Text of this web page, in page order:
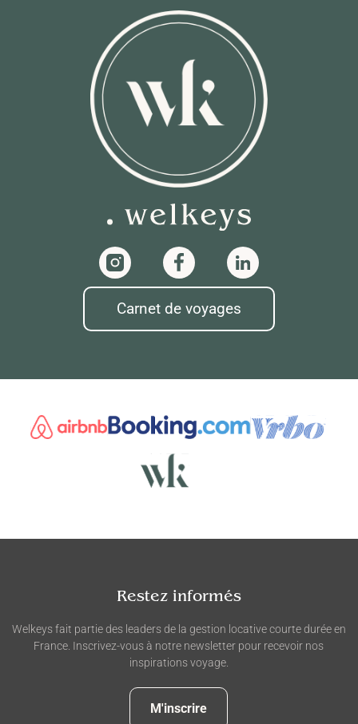
Carnet de voyages
Restez informés
Welkeys fait partie des leaders de la gestion locative courte durée en
France. Inscrivez-vous à notre newsletter pour recevoir nos
inspirations voyage.
M'inscrire